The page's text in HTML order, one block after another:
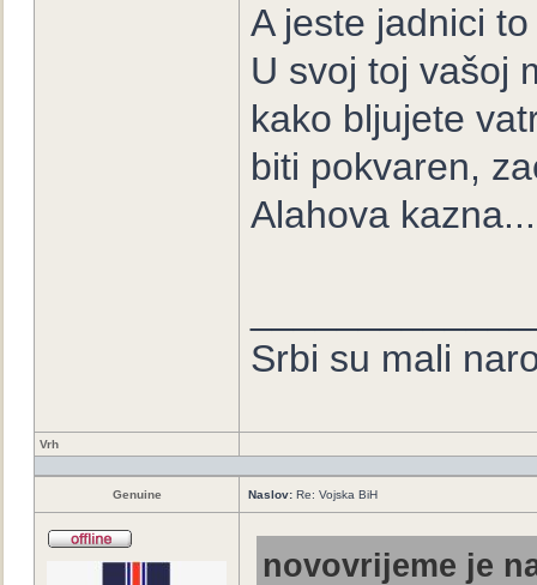
A jeste jadnici
U svoj toj vašoj
kako bljujete
biti pokvaren,
Alahova kazna...
Srbi su mali
Vrh
Genuine Naslov: Re: Vojska BiH
novovrijeme je